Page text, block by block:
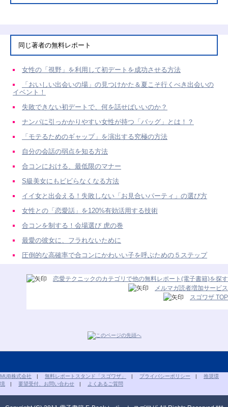
同じ著者の無料レポート
女性の「視野」を利用して初デートを成功させる方法
「おいしい出会いの場」の見つけかた＆夏こそ行くべき出会いの
イベント！
失敗できない初デートで、何を話せばいいのか？
ナンパに引っかかりやすい女性が持つ「バッグ」とは！？
「モテるためのギャップ」を演出する究極の方法
自分の会話の弱点を知る方法
合コンにおける、最低限のマナー
S級美女にもビビらなくなる方法
イイ女と出会える！失敗しない「お見合いパーティ」の選び方
女性との「恋愛話」を120%有効活用する技術
合コンを制する！会場選び 虎の巻
最愛の彼女に、フラれないために
圧倒的な高確率で合コンにかわいい子を呼ぶための５ステップ
恋愛テクニックのカテゴリで他の無料レポート(電子書籍)を探す
メルマガ読者増加サービス
スゴワザ TOP
MUB株式会社 | 無料レポートスタンド「スゴワザ」 | プライバシーポリシー | 推奨環
境 | 要望受付、お問い合わせ | よくあるご質問